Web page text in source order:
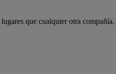
que cualquier otra compañía.